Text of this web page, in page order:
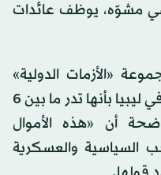
مشوّه، يوظف عائدات
«الأزمات الدولية»
عائدات عمليات تهريب الوقود في ليبيا بأنها تدر ما بين 6
أن «هذه الأموال
السياسية والعسكرية